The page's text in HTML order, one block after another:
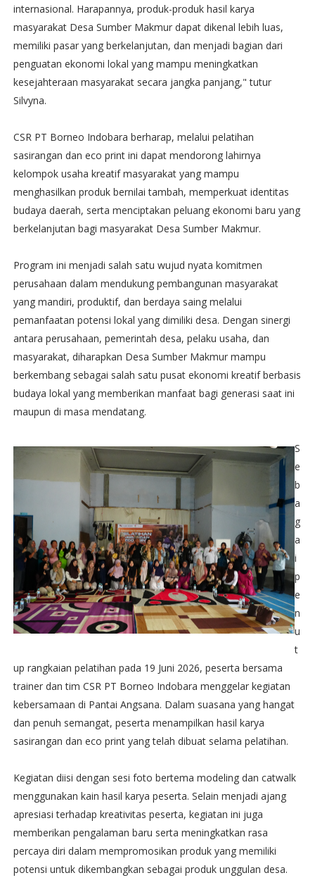
internasional. Harapannya, produk-produk hasil karya
masyarakat Desa Sumber Makmur dapat dikenal lebih luas,
memiliki pasar yang berkelanjutan, dan menjadi bagian dari
penguatan ekonomi lokal yang mampu meningkatkan
kesejahteraan masyarakat secara jangka panjang," tutur
Silvyna.
CSR PT Borneo Indobara berharap, melalui pelatihan
sasirangan dan eco print ini dapat mendorong lahirnya
kelompok usaha kreatif masyarakat yang mampu
menghasilkan produk bernilai tambah, memperkuat identitas
budaya daerah, serta menciptakan peluang ekonomi baru yang
berkelanjutan bagi masyarakat Desa Sumber Makmur.
Program ini menjadi salah satu wujud nyata komitmen
perusahaan dalam mendukung pembangunan masyarakat
yang mandiri, produktif, dan berdaya saing melalui
pemanfaatan potensi lokal yang dimiliki desa. Dengan sinergi
antara perusahaan, pemerintah desa, pelaku usaha, dan
masyarakat, diharapkan Desa Sumber Makmur mampu
berkembang sebagai salah satu pusat ekonomi kreatif berbasis
budaya lokal yang memberikan manfaat bagi generasi saat ini
maupun di masa mendatang.
S
e
b
a
g
a
i
p
e
n
u
t
up rangkaian pelatihan pada 19 Juni 2026, peserta bersama
trainer dan tim CSR PT Borneo Indobara menggelar kegiatan
kebersamaan di Pantai Angsana. Dalam suasana yang hangat
dan penuh semangat, peserta menampilkan hasil karya
sasirangan dan eco print yang telah dibuat selama pelatihan.
Kegiatan diisi dengan sesi foto bertema modeling dan catwalk
menggunakan kain hasil karya peserta. Selain menjadi ajang
apresiasi terhadap kreativitas peserta, kegiatan ini juga
memberikan pengalaman baru serta meningkatkan rasa
percaya diri dalam mempromosikan produk yang memiliki
potensi untuk dikembangkan sebagai produk unggulan desa.